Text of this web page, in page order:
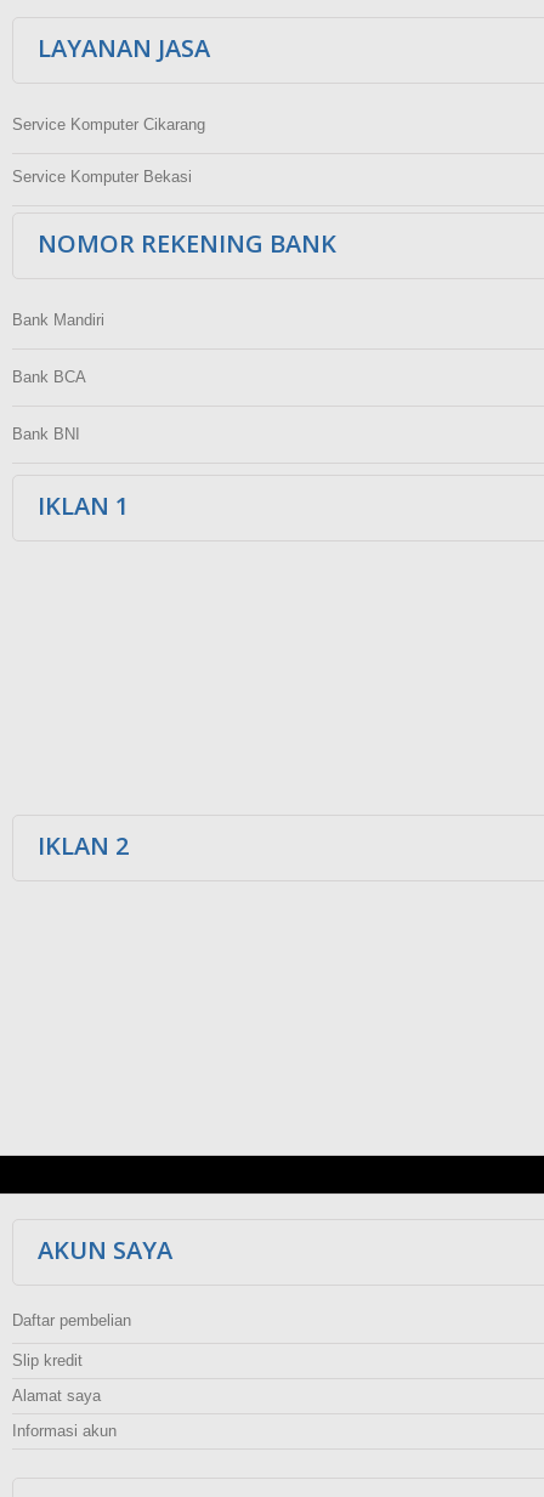
LAYANAN JASA
Service Komputer Cikarang
Service Komputer Bekasi
NOMOR REKENING BANK
Bank Mandiri
Bank BCA
Bank BNI
IKLAN 1
IKLAN 2
AKUN SAYA
Daftar pembelian
Slip kredit
Alamat saya
Informasi akun